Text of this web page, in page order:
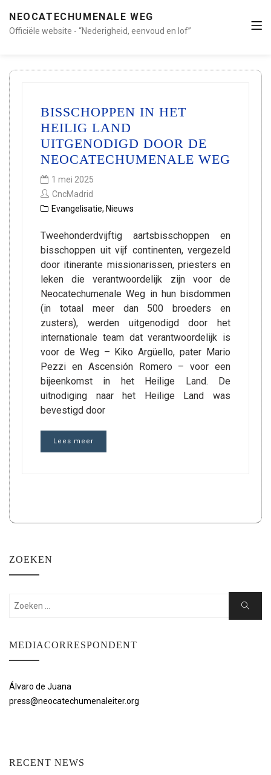
NEOCATECHUMENALE WEG
Officiële website - “Nederigheid, eenvoud en lof”
BISSCHOPPEN IN HET
HEILIG LAND
UITGENODIGD DOOR DE
NEOCATECHUMENALE WEG
1 mei 2025
CncMadrid
Evangelisatie, Nieuws
Tweehonderdvijftig aartsbisschoppen en
bisschoppen uit vijf continenten, vergezeld
door itinerante missionarissen, priesters en
leken die verantwoordelijk zijn voor de
Neocatechumenale Weg in hun bisdommen
(in totaal meer dan 500 broeders en
zusters), werden uitgenodigd door het
internationale team dat verantwoordelijk is
voor de Weg – Kiko Argüello, pater Mario
Pezzi en Ascensión Romero – voor een
bijeenkomst in het Heilige Land. De
uitnodiging naar het Heilige Land was
bevestigd door
Lees meer
ZOEKEN
Zoeken:
Zoeken
MEDIACORRESPONDENT
Álvaro de Juana
press@neocatechumenaleiter.org
RECENT NEWS